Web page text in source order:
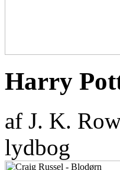
Harry
af J. K.
lydbog